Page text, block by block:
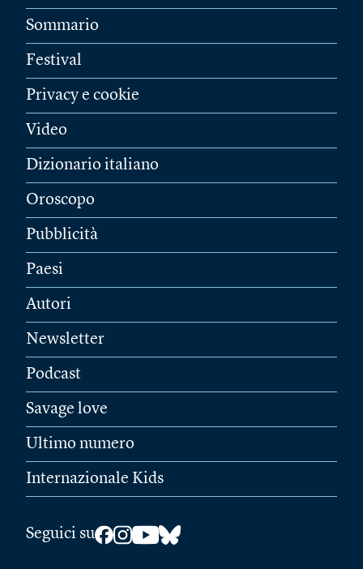
Sommario
Festival
Privacy e cookie
Video
Dizionario italiano
Oroscopo
Pubblicità
Paesi
Autori
Newsletter
Podcast
Savage love
Ultimo numero
Internazionale Kids
Seguici su